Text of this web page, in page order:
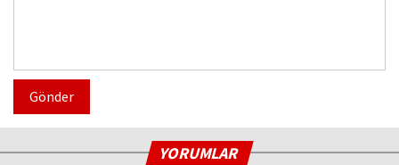
Gönder
YORUMLAR